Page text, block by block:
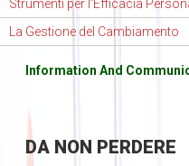
Strumenti per l'Efficacia
La Gestione del Cambiamento
Information And
DANON PERDERE